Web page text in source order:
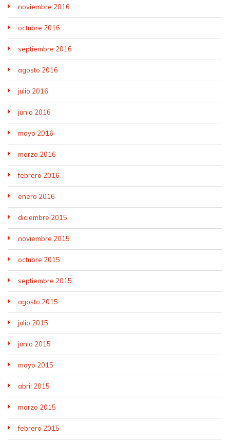
noviembre 2016
octubre 2016
septiembre 2016
agosto 2016
julio 2016
junio 2016
mayo 2016
marzo 2016
febrero 2016
enero 2016
diciembre 2015
noviembre 2015
octubre 2015
septiembre 2015
agosto 2015
julio 2015
junio 2015
mayo 2015
abril 2015
marzo 2015
febrero 2015